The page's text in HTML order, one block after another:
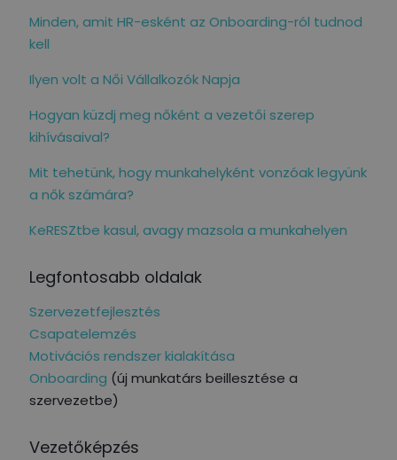
Minden, amit HR-esként az Onboarding-ról tudnod
kell
Ilyen volt a Női Vállalkozók Napja
Hogyan küzdj meg nőként a vezetői szerep
kihívásaival?
Mit tehetünk, hogy munkahelyként vonzóak legyünk
a nők számára?
KeRESZtbe kasul, avagy mazsola a munkahelyen
Legfontosabb oldalak
Szervezetfejlesztés
Csapatelemzés
Motivációs rendszer kialakítása
Onboarding (új munkatárs beillesztése a
szervezetbe)
Vezetőképzés